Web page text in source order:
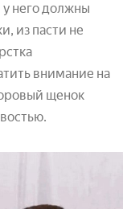
у него должны
из пасти не
внимание на
щенок